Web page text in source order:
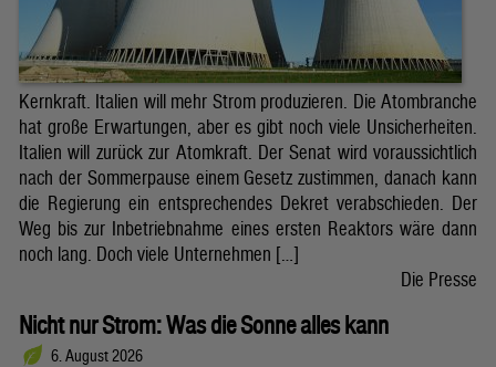
Kernkraft. Italien will mehr Strom produzieren. Die Atombranche
hat große Erwartungen, aber es gibt noch viele Unsicherheiten.
Italien will zurück zur Atomkraft. Der Senat wird voraussichtlich
nach der Sommerpause einem Gesetz zustimmen, danach kann
die Regierung ein entsprechendes Dekret verabschieden. Der
Weg bis zur Inbetriebnahme eines ersten Reaktors wäre dann
noch lang. Doch viele Unternehmen […]
Die Presse
Nicht nur Strom: Was die Sonne alles kann
6. August 2026